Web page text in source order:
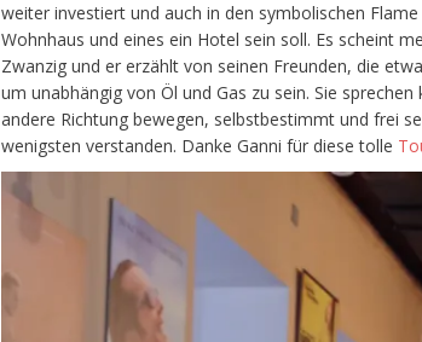
weiter investiert und auch in den symbolischen
Wohnhaus und eines ein Hotel sein soll. Es scheint
Zwanzig und er erzählt von seinen Freunden, die
um unabhängig von Öl und Gas zu sein. Sie
andere Richtung bewegen, selbstbestimmt und frei
wenigsten verstanden. Danke Ganni für diese tolle